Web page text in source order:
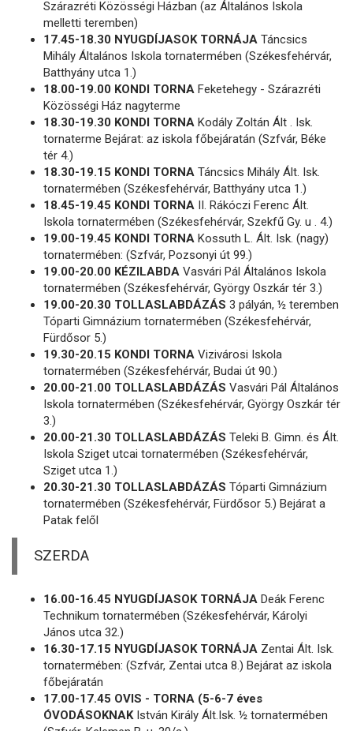
Szárazréti Közösségi Házban (az Általános Iskola
melletti teremben)
17.45-18.30 NYUGDÍJASOK TORNÁJA Táncsics
Mihály Általános Iskola tornatermében (Székesfehérvár,
Batthyány utca 1.)
18.00-19.00 KONDI TORNA Feketehegy - Szárazréti
Közösségi Ház nagyterme
18.30-19.30 KONDI TORNA Kodály Zoltán Ált . Isk.
tornaterme Bejárat: az iskola főbejáratán (Szfvár, Béke
tér 4.)
18.30-19.15 KONDI TORNA Táncsics Mihály Ált. Isk.
tornatermében (Székesfehérvár, Batthyány utca 1.)
18.45-19.45 KONDI TORNA II. Rákóczi Ferenc Ált.
Iskola tornatermében (Székesfehérvár, Szekfű Gy. u . 4.)
19.00-19.45 KONDI TORNA Kossuth L. Ált. Isk. (nagy)
tornatermében: (Szfvár, Pozsonyi út 99.)
19.00-20.00 KÉZILABDA Vasvári Pál Általános Iskola
tornatermében (Székesfehérvár, György Oszkár tér 3.)
19.00-20.30 TOLLASLABDÁZÁS 3 pályán, ½ teremben
Tóparti Gimnázium tornatermében (Székesfehérvár,
Fürdősor 5.)
19.30-20.15 KONDI TORNA Vizivárosi Iskola
tornatermében (Székesfehérvár, Budai út 90.)
20.00-21.00 TOLLASLABDÁZÁS Vasvári Pál Általános
Iskola tornatermében (Székesfehérvár, György Oszkár tér
3.)
20.00-21.30 TOLLASLABDÁZÁS Teleki B. Gimn. és Ált.
Iskola Sziget utcai tornatermében (Székesfehérvár,
Sziget utca 1.)
20.30-21.30 TOLLASLABDÁZÁS Tóparti Gimnázium
tornatermében (Székesfehérvár, Fürdősor 5.) Bejárat a
Patak felől
SZERDA
16.00-16.45 NYUGDÍJASOK TORNÁJA Deák Ferenc
Technikum tornatermében (Székesfehérvár, Károlyi
János utca 32.)
16.30-17.15 NYUGDÍJASOK TORNÁJA Zentai Ált. Isk.
tornatermében: (Szfvár, Zentai utca 8.) Bejárat az iskola
főbejáratán
17.00-17.45 OVIS - TORNA (5-6-7 éves
ÓVODÁSOKNAKIstván Király Ált.Isk. ½ tornatermében